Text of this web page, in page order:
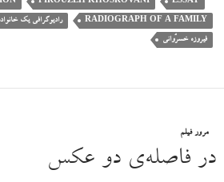
RADIOGRAPH OF A FAMILY رادیوگرافی یک
فیروزه خسرُوانی
مرور فیلم
در فاصله‌ی دو عکس